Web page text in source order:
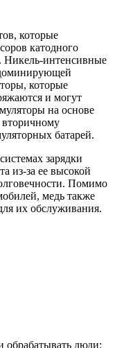
которые
катодного
Никель-интенсивные
которые
и могут
на основе
батарей.
зарядки
из-за ее высокой
Помимо
медь также
их обслуживания.
люди: